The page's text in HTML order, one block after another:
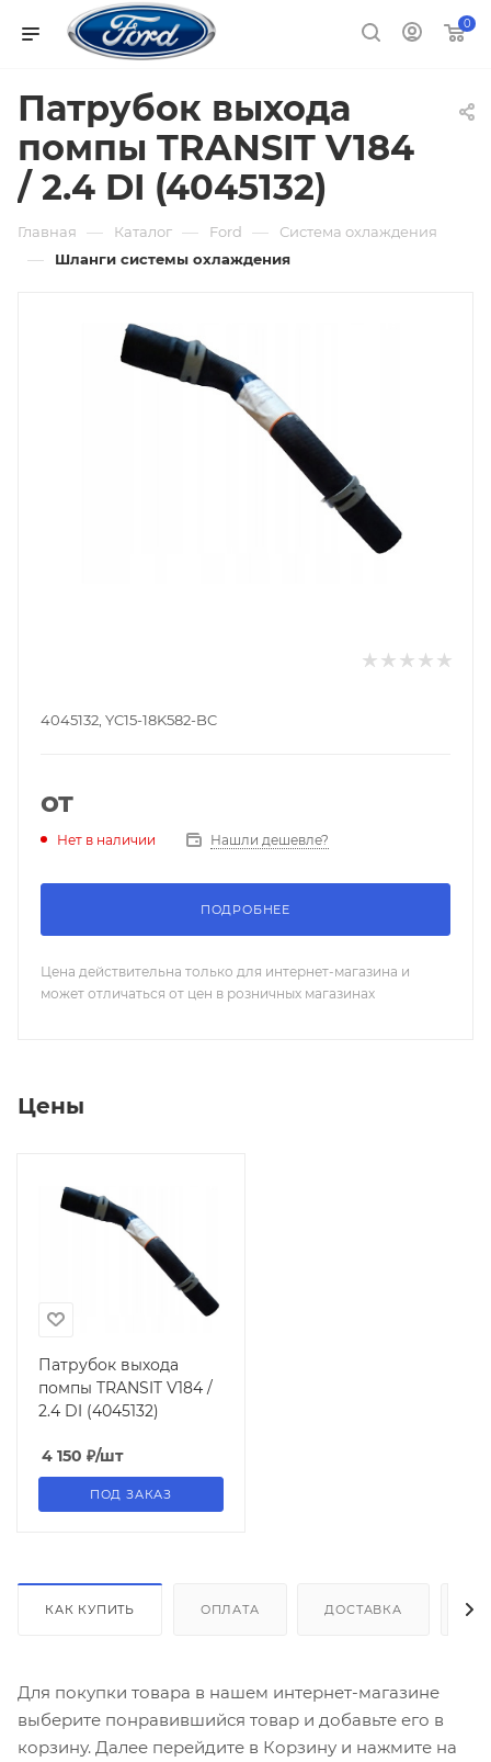
0
Патрубок выхода
помпы TRANSIT V184
/ 2.4 DI (4045132)
Главная — Каталог — Ford — Система охлаждения
— Шланги системы охлаждения
4045132, YC15-18K582-BC
от
Нет в наличии Нашли дешевле?
ПОДРОБНЕЕ
Цена действительна только для интернет-магазина и
может отличаться от цен в розничных магазинах
Цены
Патрубок выхода
помпы TRANSIT V184 /
2.4 DI (4045132)
4 150 ₽/шт
ПОД ЗАКАЗ
КАК КУПИТЬ ОПЛАТА ДОСТАВКА
Для покупки товара в нашем интернет-магазине
выберите понравившийся товар и добавьте его в
корзину. Далее перейдите в Корзину и нажмите на